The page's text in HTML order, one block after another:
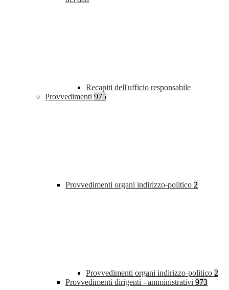
Recapiti dell'ufficio responsabile
Provvedimenti 975
Provvedimenti organi indirizzo-politico 2
Provvedimenti organi indirizzo-politico 2
Provvedimenti dirigenti - amministrativi 973